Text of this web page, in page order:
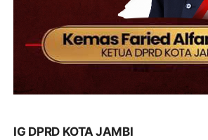
IG DPRD KOTA JAMBI